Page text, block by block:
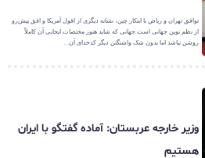
توافق تهران و ریاض با ابتکار چین، نشانه دیگری از افول آمریکا و افق پیش‌رو
از نظم نوین جهانی است.جهانی که شاید هنوز مختصات ایجابی آن کاملاً
روشن نباشد اما بدون شک واشنگتن دیگر کدخدای آن...
وزیر خارجه عربستان: آماده گفتگو با ایران
هستیم